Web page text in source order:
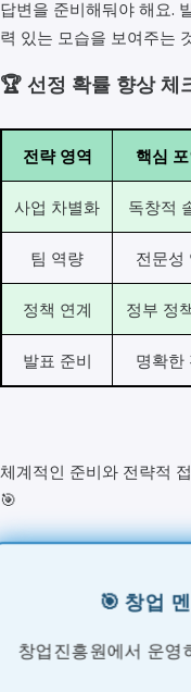
답변을 준비해둬야 해요.
력 있는 모습을 보여주는
🏆 선정 확률 향상 체
전략 영역 핵심
사업 차별화 독창적
팀 역량 전문성
정책 연계 정부 정
발표 준비 명확한
체계적인 준비와 전략적
🎯
🎯 창업
창업진흥원에서 운